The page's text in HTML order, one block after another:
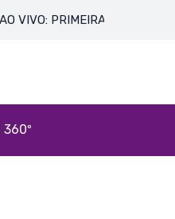
PRIMEIRA MISSA DO PE.
360º